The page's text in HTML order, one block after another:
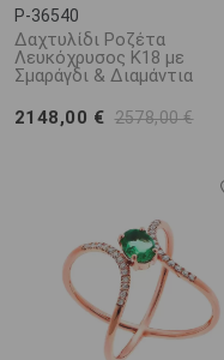
P-36540
Δαχτυλίδι Ροζέτα
Λευκόχρυσος Κ18 με
Σμαράγδι & Διαμάντια
2148,00 € 2578,00 €